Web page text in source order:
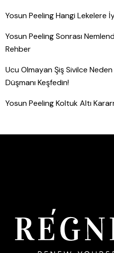
Yosun Peeling Hangi Lekelere
Yosun Peeling Sonrası
Rehber
Ucu Olmayan Şiş Sivilce
Düşmanı Keşfedin!
Yosun Peeling Koltuk Altı